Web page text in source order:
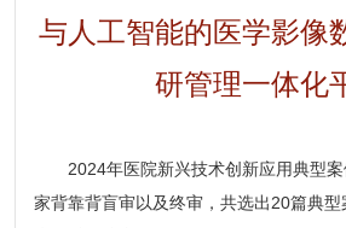
与人工智能的医学影像
研管理一体化
2024年医院新兴技术创新应用典型案
家背靠背盲审以及终审，共选出20篇典型